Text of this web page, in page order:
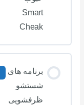
Smart
Cheak
برنامه های
شستشو
ظرفشویی